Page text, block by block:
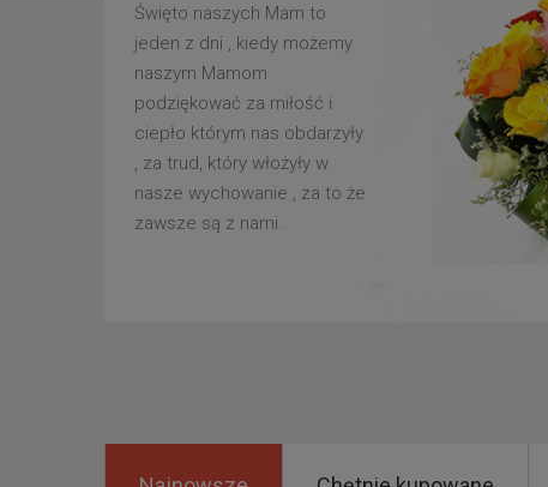
Święto naszych Mam to
jeden z dni , kiedy możemy
naszym Mamom
podziękować za miłość i
ciepło którym nas obdarzyły
, za trud, który włożyły w
nasze wychowanie , za to że
zawsze są z nami .